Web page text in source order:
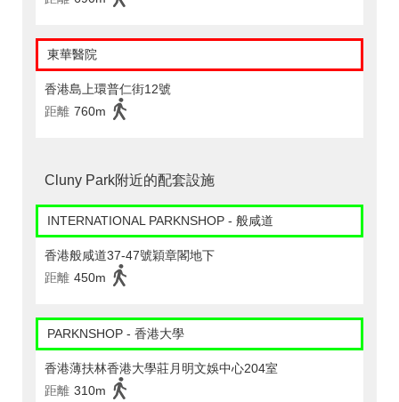
東華醫院
香港島上環普仁街12號
距離 760m
Cluny Park附近的配套設施
INTERNATIONAL PARKNSHOP - 般咸道
香港般咸道37-47號穎章閣地下
距離 450m
PARKNSHOP - 香港大學
香港薄扶林香港大學莊月明文娛中心204室
距離 310m